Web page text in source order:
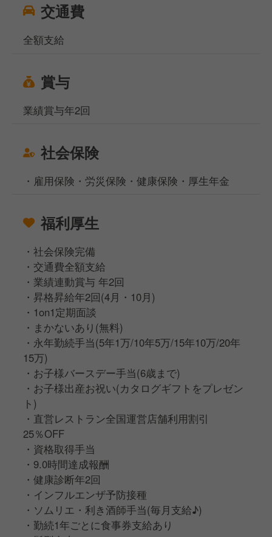
交通費
全額支給
賞与
業績賞与年2回
社会保険
・雇用保険・労災保険・健康保険・厚生年金
福利厚生
・社会保険完備
・交通費全額支給
・業績連動賞与 年2回
・昇格昇給年2回(4月・10月)
・1on1定期面談
・まかないあり(無料)
・永年勤続手当(5年1万/10年5万/15年10万/20年
15万)
・お子様バースデー手当(6歳まで)
・お子様出産お祝い(カタログギフトをプレゼン
ト)
・直営レストラン全国運営店舗利用割引
25％OFF
・資格取得手当
・9.0時間達成報酬
・健康診断年2回
・インフルエンザ予防接種
・ソムリエ・利き酒師手当(毎月支給♪)
・勤続1年ごとに食事券支給あり